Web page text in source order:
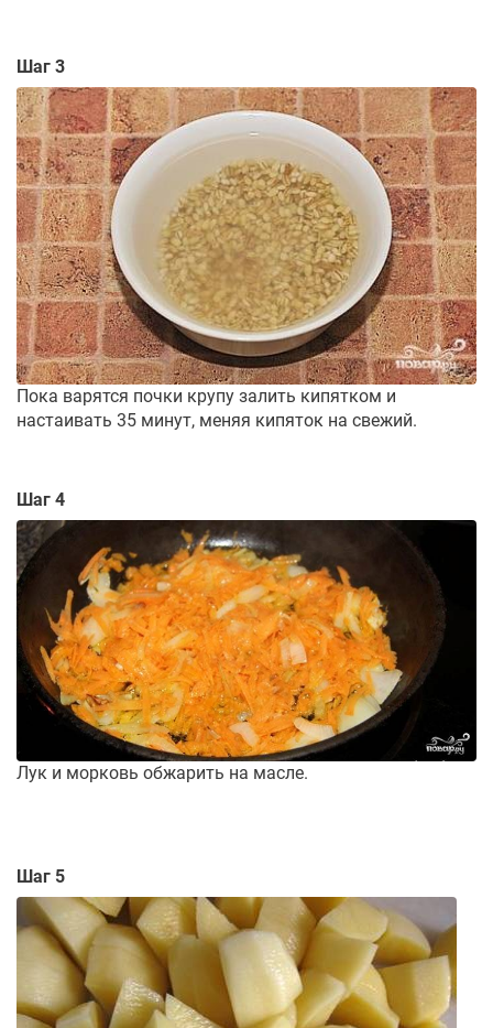
Шаг 3
Пока варятся почки крупу залить кипятком и
настаивать 35 минут, меняя кипяток на свежий.
Шаг 4
Лук и морковь обжарить на масле.
Шаг 5